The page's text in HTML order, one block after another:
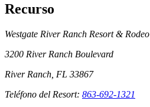
Recurso
Westgate River Ranch Resort & Rodeo
3200 River Ranch Boulevard
River Ranch, FL 33867
Teléfono del Resort: 863-692-1321